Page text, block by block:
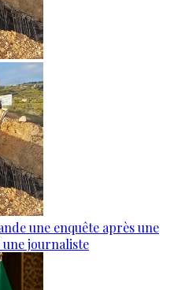
une enquête après une
journaliste